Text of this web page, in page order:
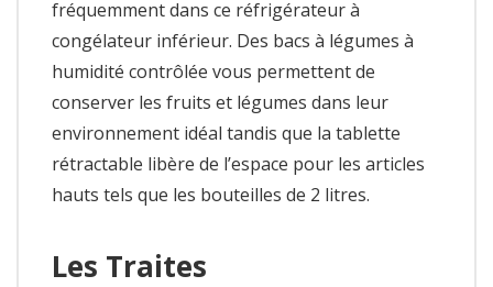
fréquemment dans ce réfrigérateur à
congélateur inférieur. Des bacs à légumes à
humidité contrôlée vous permettent de
conserver les fruits et légumes dans leur
environnement idéal tandis que la tablette
rétractable libère de l’espace pour les articles
hauts tels que les bouteilles de 2 litres.
Les Traites